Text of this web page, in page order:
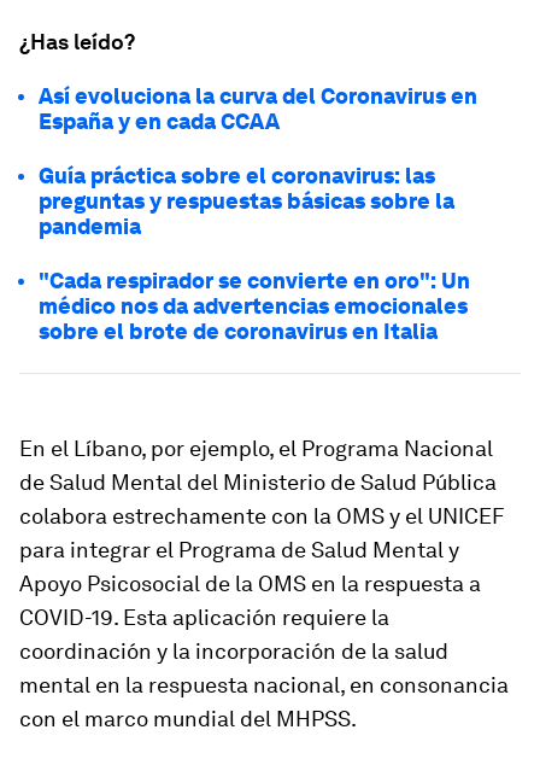
¿Has leído?
Así evoluciona la curva del Coronavirus en
España y en cada CCAA
Guía práctica sobre el coronavirus: las
preguntas y respuestas básicas sobre la
pandemia
"Cada respirador se convierte en oro": Un
médico nos da advertencias emocionales
sobre el brote de coronavirus en Italia
En el Líbano, por ejemplo, el Programa Nacional
de Salud Mental del Ministerio de Salud Pública
colabora estrechamente con la OMS y el UNICEF
para integrar el Programa de Salud Mental y
Apoyo Psicosocial de la OMS en la respuesta a
COVID-19. Esta aplicación requiere la
coordinación y la incorporación de la salud
mental en la respuesta nacional, en consonancia
con el marco mundial del MHPSS.